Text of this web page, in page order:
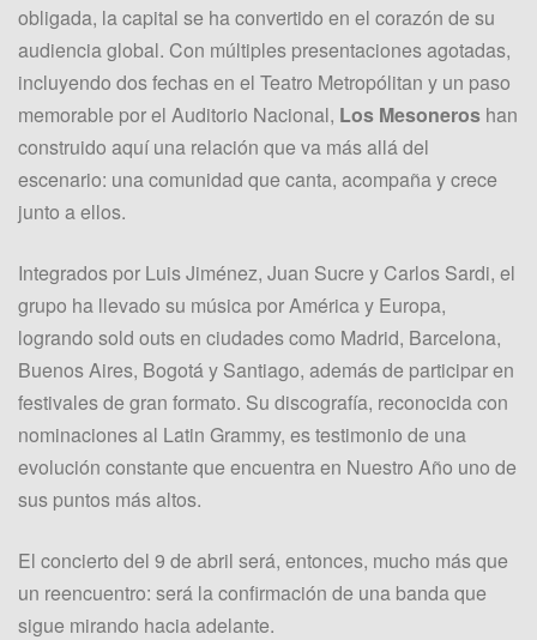
obligada, la capital se ha convertido en el corazón de su
audiencia global. Con múltiples presentaciones agotadas,
incluyendo dos fechas en el Teatro Metropólitan y un paso
memorable por el Auditorio Nacional, Los Mesoneros han
construido aquí una relación que va más allá del
escenario: una comunidad que canta, acompaña y crece
junto a ellos.
Integrados por Luis Jiménez, Juan Sucre y Carlos Sardi, el
grupo ha llevado su música por América y Europa,
logrando sold outs en ciudades como Madrid, Barcelona,
Buenos Aires, Bogotá y Santiago, además de participar en
festivales de gran formato. Su discografía, reconocida con
nominaciones al Latin Grammy, es testimonio de una
evolución constante que encuentra en Nuestro Año uno de
sus puntos más altos.
El concierto del 9 de abril será, entonces, mucho más que
un reencuentro: será la confirmación de una banda que
sigue mirando hacia adelante.